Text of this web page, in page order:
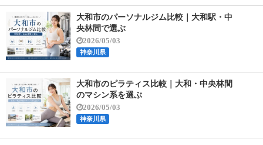
大和市のパーソナルジム比較｜大和駅・中
央林間で選ぶ
2026/05/03
神奈川県
大和市のピラティス比較｜大和・中央林間
のマシン系を選ぶ
2026/05/03
神奈川県